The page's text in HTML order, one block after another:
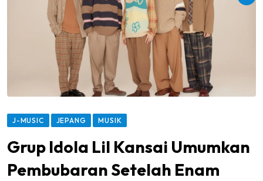
J-MUSIC JEPANG MUSIK
Grup Idola Lil Kansai Umumkan
Pembubaran Setelah Enam